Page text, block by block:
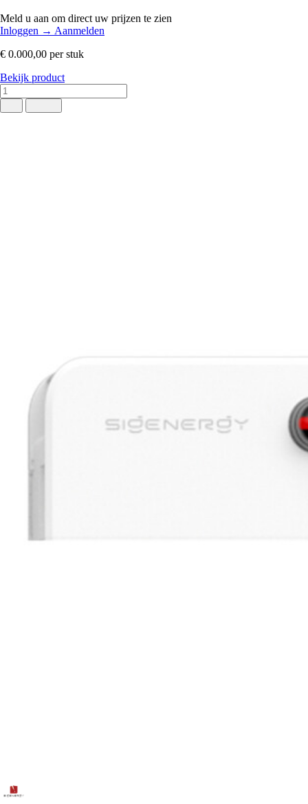
Meld u aan om direct uw prijzen te zien
Inloggen → Aanmelden
€ 0.000,00 per stuk
Bekijk product